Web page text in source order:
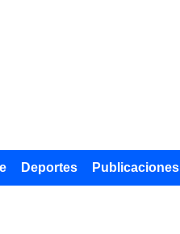
Deportes Publicaciones